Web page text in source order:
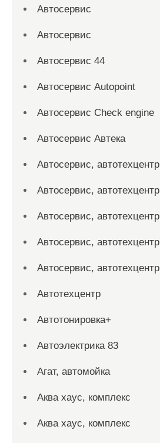
Автосервис
Автосервис
Автосервис 44
Автосервис Autopoint
Автосервис Check engine
Автосервис Автека
Автосервис, автотехцентр
Автосервис, автотехцентр
Автосервис, автотехцентр
Автосервис, автотехцентр
Автосервис, автотехцентр
Автотехцентр
Автотонировка+
Автоэлектрика 83
Агат, автомойка
Аква хаус, комплекс
Аква хаус, комплекс